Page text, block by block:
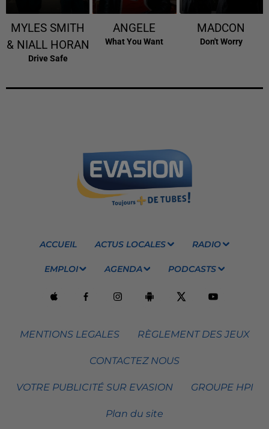
MYLES SMITH
& NIALL HORAN
Drive Safe
ANGELE
What You Want
MADCON
Don't Worry
ACCUEIL ACTUS LOCALES RADIO
EMPLOI AGENDA PODCASTS
MENTIONS LEGALES RÈGLEMENT DES JEUX
CONTACTEZ NOUS
VOTRE PUBLICITÉ SUR EVASION GROUPE HPI
Plan du site